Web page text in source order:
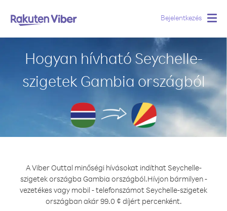
Bejelentkezés
Hogyan hívható Seychelle-
szigetek Gambia országból
A Viber Outtal minőségi hívásokat indíthat Seychelle-
szigetek országba Gambia országból.Hívjon bármilyen -
vezetékes vagy mobil - telefonszámot Seychelle-szigetek
országban akár 99.0 ¢ díjért percenként.